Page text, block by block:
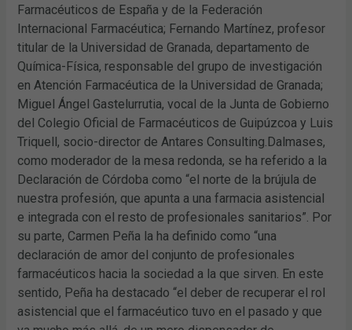
Farmacéuticos de España y de la Federación
Internacional Farmacéutica; Fernando Martínez, profesor
titular de la Universidad de Granada, departamento de
Química-Física, responsable del grupo de investigación
en Atención Farmacéutica de la Universidad de Granada;
Miguel Ángel Gastelurrutia, vocal de la Junta de Gobierno
del Colegio Oficial de Farmacéuticos de Guipúzcoa y Luis
Triquell, socio-director de Antares Consulting.Dalmases,
como moderador de la mesa redonda, se ha referido a la
Declaración de Córdoba como “el norte de la brújula de
nuestra profesión, que apunta a una farmacia asistencial
e integrada con el resto de profesionales sanitarios”. Por
su parte, Carmen Peña la ha definido como “una
declaración de amor del conjunto de profesionales
farmacéuticos hacia la sociedad a la que sirven. En este
sentido, Peña ha destacado “el deber de recuperar el rol
asistencial que el farmacéutico tuvo en el pasado y que